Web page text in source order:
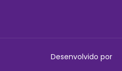
Desenvolvido por